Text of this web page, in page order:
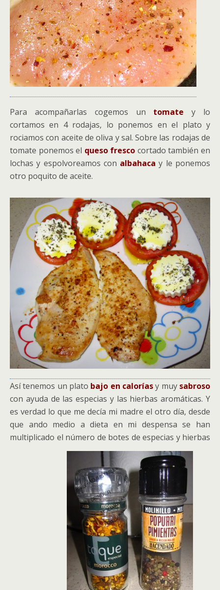
Para acompañarlas cogemos un tomate y lo
cortamos en 4 rodajas, lo ponemos en el plato y
rociamos con aceite de oliva y sal. Sobre las rodajas de
tomate ponemos el queso fresco cortado también en
lochas y espolvoreamos con albahaca y le ponemos
otro poquito de aceite.
Así tenemos un plato bajo en caloríasy muy sabroso
con ayuda de las especias y las hierbas aromáticas. Y
es verdad lo que me decía mi madre el otro día, desde
que ando medio a dieta en mi despensa se han
multiplicado el número de botes de especias y hierbas